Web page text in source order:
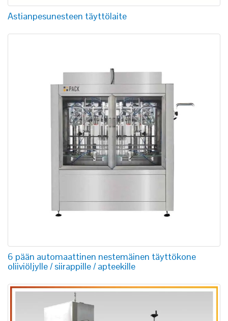
Astianpesunesteen täyttölaite
6 pään automaattinen nestemäinen täyttökone
oliiviöljylle / siirappille / apteekille